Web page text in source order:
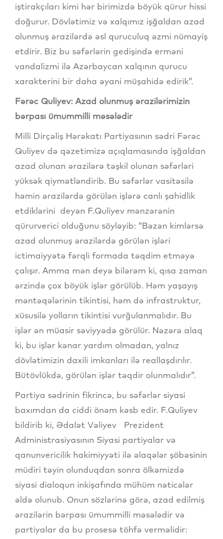
iştirakçıları kimi hər birimizdə böyük qürur hissi
doğurur. Dövlətimiz və xalqımız işğaldan azad
olunmuş ərazilərdə əsl quruculuq əzmi nümayiş
etdirir. Biz bu səfərlərin gedişində erməni
vandalizmi ilə Azərbaycan xalqının qurucu
xarakterini bir daha əyani müşahidə edirik”.
Fərəc Quliyev: Azad olunmuş ərazilərimizin
bərpası ümummilli məsələdir
Milli Dirçəliş Hərəkatı Partiyasının sədri Fərəc
Quliyev də qəzetimizə açıqlamasında işğaldan
azad olunan ərazilərə təşkil olunan səfərləri
yüksək qiymətləndirib. Bu səfərlər vasitəsilə
həmin ərazilərdə görülən işlərə canlı şahidlik
etdiklərini deyən F.Quliyev mənzərənin
qürurverici olduğunu söyləyib: “Bəzən kimlərsə
azad olunmuş ərazilərdə görülən işləri
ictimaiyyətə fərqli formada təqdim etməyə
çalışır. Amma mən deyə bilərəm ki, qısa zaman
ərzində çox böyük işlər görülüb. Həm yaşayış
məntəqələrinin tikintisi, həm də infrastruktur,
xüsusilə yolların tikintisi vurğulanmalıdır. Bu
işlər ən müasir səviyyədə görülür. Nəzərə alaq
ki, bu işlər kənar yardım olmadan, yalnız
dövlətimizin daxili imkanları ilə reallaşdırılır.
Bütövlükdə, görülən işlər təqdir olunmalıdır”.
Partiya sədrinin fikrincə, bu səfərlər siyasi
baxımdan da ciddi önəm kəsb edir. F.Quliyev
bildirib ki, Ədalət Vəliyev Prezident
Administrasiyasının Siyasi partiyalar və
qanunvericilik hakimiyyəti ilə əlaqələr şöbəsinin
müdiri təyin olunduqdan sonra ölkəmizdə
siyasi dialoqun inkişafında mühüm nəticələr
əldə olunub. Onun sözlərinə görə, azad edilmiş
ərazilərin bərpası ümummilli məsələdir və
partiyalar da bu prosesə töhfə verməlidir: